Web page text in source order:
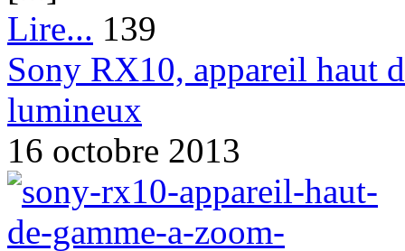
Lire... 139
Sony RX10, appareil haut
lumineux
16 octobre 2013